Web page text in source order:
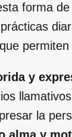
forma
y
la